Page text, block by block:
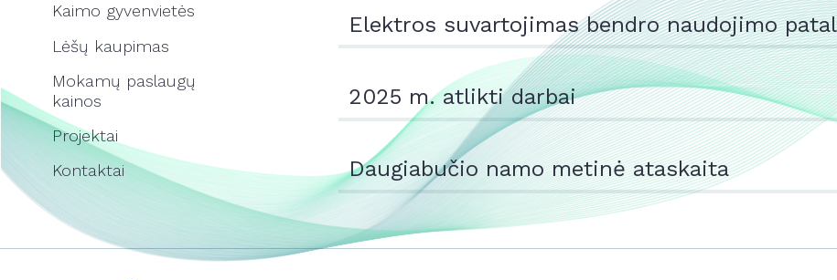
Kaimo gyvenvietės
Lėšų kaupimas
Mokamų paslaugų
kainos
Projektai
Kontaktai
Elektros suvartojimas bendro naudojimo
2025 m. atlikti darbai
Daugiabučio namo metinė ataskaita